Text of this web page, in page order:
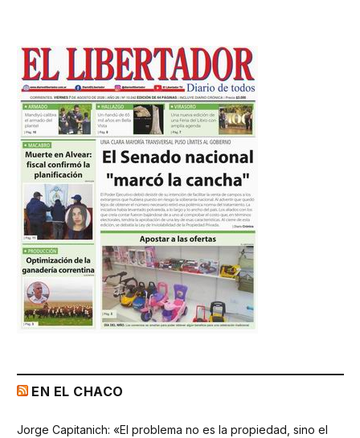
EN EL CHACO
Jorge Capitanich: «El problema no es la propiedad, sino el